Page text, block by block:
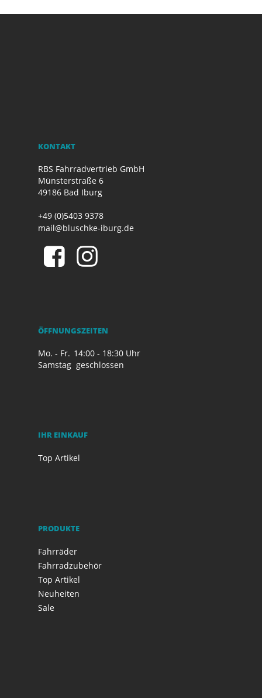
KONTAKT
RBS Fahrradvertrieb GmbH
Münsterstraße 6
49186 Bad Iburg
+49 (0)5403 9378
mail@bluschke-iburg.de
ÖFFNUNGSZEITEN
Mo. - Fr. 14:00 - 18:30 Uhr
Samstag geschlossen
IHR EINKAUF
Top Artikel
PRODUKTE
Fahrräder
Fahrradzubehör
Top Artikel
Neuheiten
Sale